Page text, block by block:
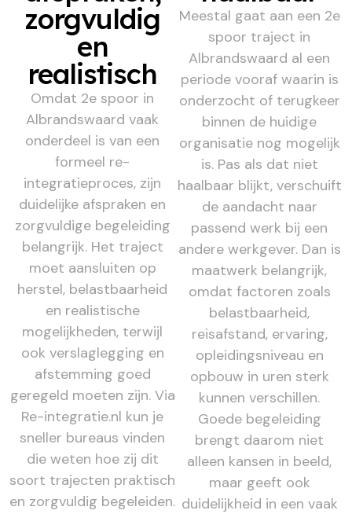
zorgvuldig
en
realistisch
Omdat 2e spoor in
Albrandswaard vaak
onderdeel is van een
formeel re-
integratieproces, zijn
duidelijke afspraken en
zorgvuldige begeleiding
belangrijk. Het traject
moet aansluiten op
herstel, belastbaarheid
en realistische
mogelijkheden, terwijl
ook verslaglegging en
afstemming goed
geregeld moeten zijn. Via
Re-integratie.nl kun je
sneller bureaus vinden
die weten hoe zij dit
soort trajecten praktisch
en zorgvuldig begeleiden.
Meestal gaat aan een 2e
spoor traject in
Albrandswaard al een
periode vooraf waarin is
onderzocht of terugkeer
binnen de huidige
organisatie nog mogelijk
is. Pas als dat niet
haalbaar blijkt, verschuift
de aandacht naar
passend werk bij een
andere werkgever. Dan is
maatwerk belangrijk,
omdat factoren zoals
belastbaarheid,
reisafstand, ervaring,
opleidingsniveau en
opbouw in uren sterk
kunnen verschillen.
Goede begeleiding
brengt daarom niet
alleen kansen in beeld,
maar geeft ook
duidelijkheid in een vaak